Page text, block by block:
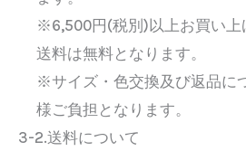
※6,500円(税別)以上お買い上
送料は無料となります。
※サイズ・色交換及び返品に
様ご負担となります。
3-2.送料について